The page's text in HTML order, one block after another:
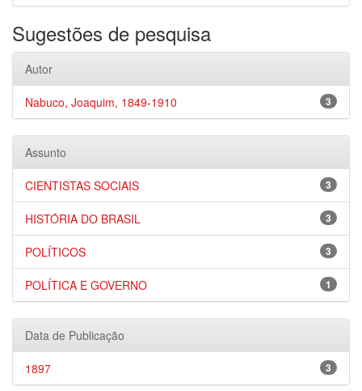
Sugestões de pesquisa
Autor
3
Nabuco, Joaquim, 1849-1910
Assunto
3
CIENTISTAS SOCIAIS
3
HISTÓRIA DO BRASIL
3
POLÍTICOS
1
POLÍTICA E GOVERNO
Data de Publicação
3
1897